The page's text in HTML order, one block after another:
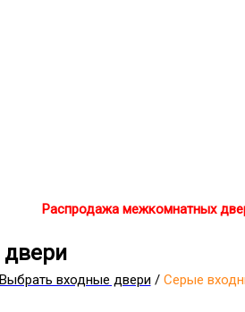
Распродажа межкомнатных
Выбрать входные двери / Серые